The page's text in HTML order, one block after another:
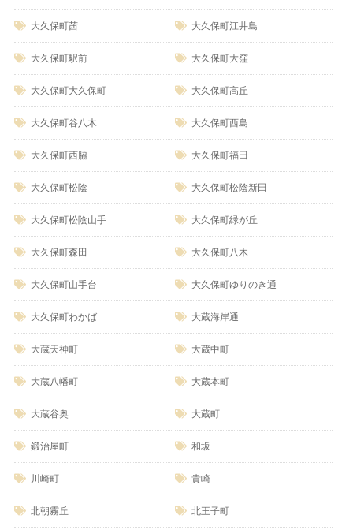
大久保町茜 大久保町江井島
大久保町駅前 大久保町大窪
大久保町大久保町 大久保町高丘
大久保町谷八木 大久保町西島
大久保町西脇 大久保町福田
大久保町松陰 大久保町松陰新田
大久保町松陰山手 大久保町緑が丘
大久保町森田 大久保町八木
大久保町山手台 大久保町ゆりのき通
大久保町わかば 大蔵海岸通
大蔵天神町 大蔵中町
大蔵八幡町 大蔵本町
大蔵谷奥 大蔵町
鍛治屋町 和坂
川崎町 貴崎
北朝霧丘 北王子町